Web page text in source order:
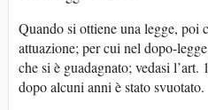
Quando si ottiene una legge, poi
attuazione; per cui nel dopo-
che si è guadagnato; vedasi
dopo alcuni anni è stato svuotato.